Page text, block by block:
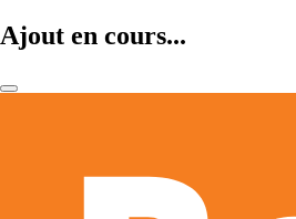
Ajout en cours...